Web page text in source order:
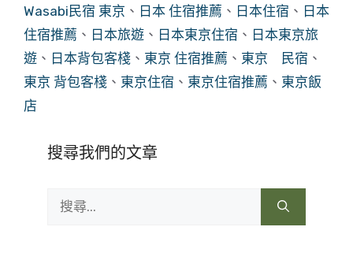
Wasabi民宿 東京 、 日本 住宿推薦 、 日本住宿 、 日本
住宿推薦 、 日本旅遊 、 日本東京住宿 、 日本東京旅
遊 、 日本背包客棧 、 東京 住宿推薦 、 東京 民宿 、
東京 背包客棧 、 東京住宿 、 東京住宿推薦 、 東京飯
店
搜尋我們的文章
尋: